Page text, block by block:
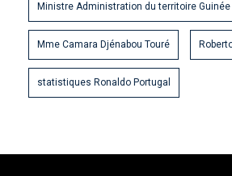
Ministre Administration du territoire Guinée
Mme Camara Djénabou Touré
statistiques Ronaldo Portugal